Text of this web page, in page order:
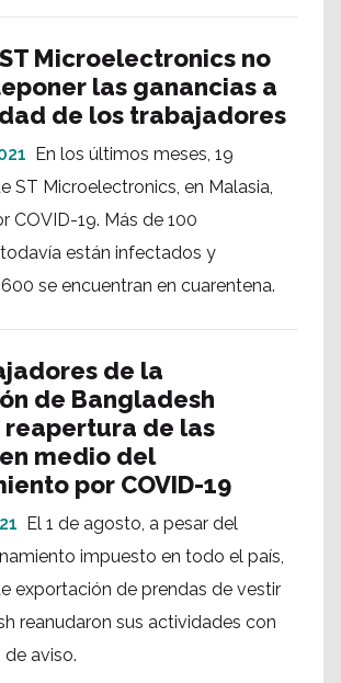
Microelectronics no
las ganancias a
de los trabajadores
En los últimos meses, 19
ST Microelectronics, en Malasia,
COVID-19. Más de 100
están infectados y
se encuentran en cuarentena.
de la
de Bangladesh
de las
medio del
por COVID-19
El 1 de agosto, a pesar del
impuesto en todo el país,
exportación de prendas de vestir
reanudaron sus actividades con
aviso.